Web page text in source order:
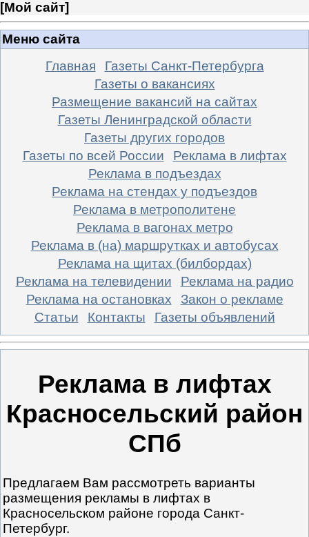
[Мой сайт]
Меню сайта
Главная
Газеты Санкт-Петербурга
Газеты о вакансиях
Размещение вакансий на сайтах
Газеты Ленинградской области
Газеты других городов
Газеты по всей России
Реклама в лифтах
Реклама в подъездах
Реклама на стендах у подъездов
Реклама в метрополитене
Реклама в вагонах метро
Реклама в (на) маршрутках и автобусах
Реклама на щитах (билбордах)
Реклама на телевидении
Реклама на радио
Реклама на остановках
Закон о рекламе
Статьи
Контакты Газеты объявлений
Реклама в лифтах
Красносельский район
СПб
Предлагаем Вам рассмотреть варианты
размещения рекламы в лифтах в
Красносельском районе города Санкт-
Петербург.